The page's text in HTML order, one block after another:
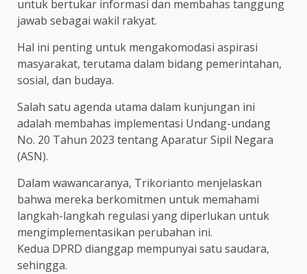
untuk bertukar informasi dan membahas tanggung
jawab sebagai wakil rakyat.
Hal ini penting untuk mengakomodasi aspirasi
masyarakat, terutama dalam bidang pemerintahan,
sosial, dan budaya.
Salah satu agenda utama dalam kunjungan ini
adalah membahas implementasi Undang-undang
No. 20 Tahun 2023 tentang Aparatur Sipil Negara
(ASN).
Dalam wawancaranya, Trikorianto menjelaskan
bahwa mereka berkomitmen untuk memahami
langkah-langkah regulasi yang diperlukan untuk
mengimplementasikan perubahan ini.
Kedua DPRD dianggap mempunyai satu saudara,
sehingga.